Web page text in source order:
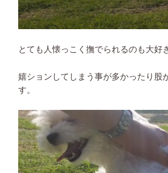
とても人懐っこく撫でられるのも大好
嬉ションしてしまう事が多かったり股
す。